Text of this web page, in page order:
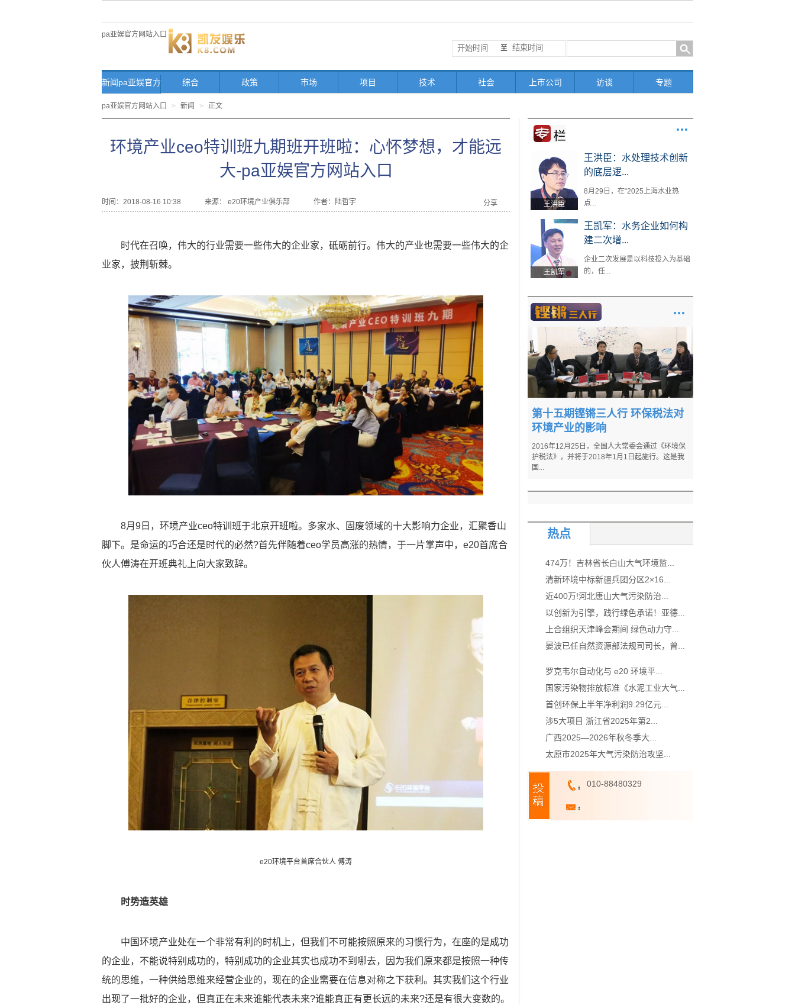
pa亚娱官方网站入口
至
新闻pa亚娱官方
网站入口首页
综合 政策 市场 项目 技术 社会 上市公司 访谈 专题
pa亚娱官方网站入口 > 新闻 > 正文
环境产业ceo特训班九期班开班啦：心怀梦想，才能远
大-pa亚娱官方网站入口
时间：2018-08-16 10:38 来源： e20环境产业俱乐部 作者：陆哲宇 分享
时代在召唤，伟大的行业需要一些伟大的企业家，砥砺前行。伟大的产业也需要一些伟大的企
业家，披荆斩棘。
8月9日，环境产业ceo特训班于北京开班啦。多家水、固废领域的十大影响力企业，汇聚香山
脚下。是命运的巧合还是时代的必然?首先伴随着ceo学员高涨的热情，于一片掌声中，e20首席合
伙人傅涛在开班典礼上向大家致辞。
e20环境平台首席合伙人 傅涛
时势造英雄
中国环境产业处在一个非常有利的时机上，但我们不可能按照原来的习惯行为，在座的是成功
的企业，不能说特别成功的，特别成功的企业其实也成功不到哪去，因为我们原来都是按照一种传
统的思维，一种供给思维来经营企业的，现在的企业需要在信息对称之下获利。其实我们这个行业
出现了一批好的企业，但真正在未来谁能代表未来?谁能真正有更长远的未来?还是有很大变数的。
王洪臣
王洪臣：水处理技术创新
的底层逻...
8月29日，在“2025上海水业热
点...
王凯军
王凯军：水务企业如何构
建二次增...
企业二次发展是以科技投入为基础
的，任...
第十五期铿锵三人行 环保税法对
环境产业的影响
2016年12月25日，全国人大常委会通过《环境保
护税法》，并将于2018年1月1日起施行。这是我
国...
热点
474万！吉林省长白山大气环境监...
清新环境中标新疆兵团分区2×16...
近400万!河北唐山大气污染防治...
以创新为引擎，践行绿色承诺！亚德...
上合组织天津峰会期间 绿色动力守...
晏波已任自然资源部法规司司长，曾...
罗克韦尔自动化与 e20 环境平...
国家污染物排放标准《水泥工业大气...
首创环保上半年净利润9.29亿元...
涉5大项目 浙江省2025年第2...
广西2025—2026年秋冬季大...
太原市2025年大气污染防治攻坚...
010-88480329